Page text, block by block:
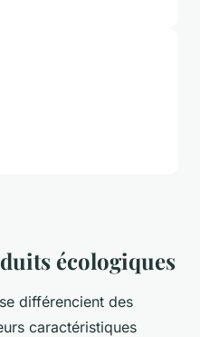
écologiques
se différencient des
caractéristiques